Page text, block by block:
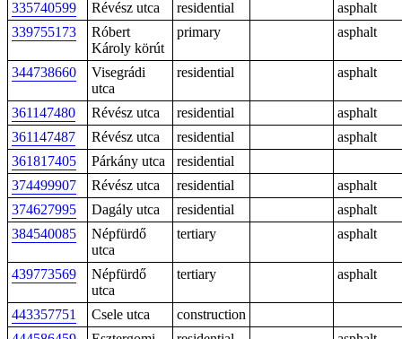
335740599 Révész utca residential
asphalt
339755173
Róbert
Károly körút
primary asphalt
344738660
Visegrádi
utca
residential asphalt
361147480 Révész utca residential
asphalt
361147487
Révész utca residential
asphalt
361817405
Párkány utca
residential
374499907
Révész utca residential
asphalt
374627995
Dagály utca residential
asphalt
384540085
Népfürdő
utca
tertiary asphalt
439773569
Népfürdő
utca
tertiary asphalt
443357751 Csele utca
construction